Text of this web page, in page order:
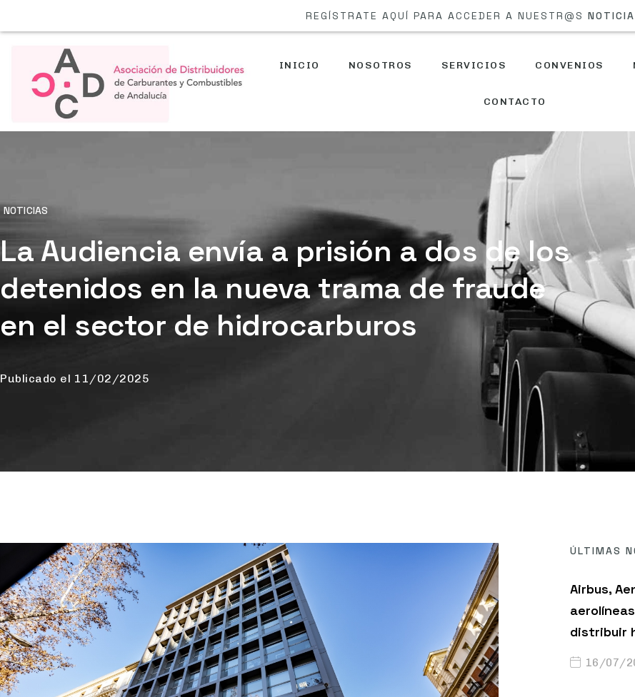
REGÍSTRATE AQUÍ PARA ACCEDER A NUESTR@S
INICIO NOSOTROS SERVICIOS CONVENIOS
CONTACTO
NOTICIAS
La Audiencia envía a prisión a dos de los
detenidos en la nueva trama de fraude
en el sector de hidrocarburos
Publicado el 11/02/2025
ÚLTIMAS
Airbus,
distribuir
16/07/